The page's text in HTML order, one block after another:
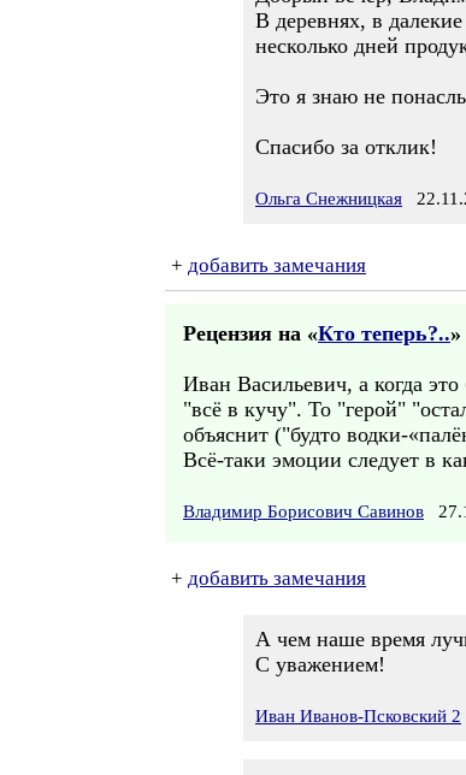
В деревнях, в
несколько дней
Это я знаю не
Спасибо за отклик!
Ольга Снежницкая
+ добавить замечания
Рецензия на «Кто теперь?..»
Иван Васильевич, а когда
"всё в кучу". То "герой"
объяснит ("будто водки-
Всё-таки эмоции следует в
Владимир Борисович Савинов
+ добавить замечания
А чем наше время
С уважением!
Иван Иванов-Псковский 2